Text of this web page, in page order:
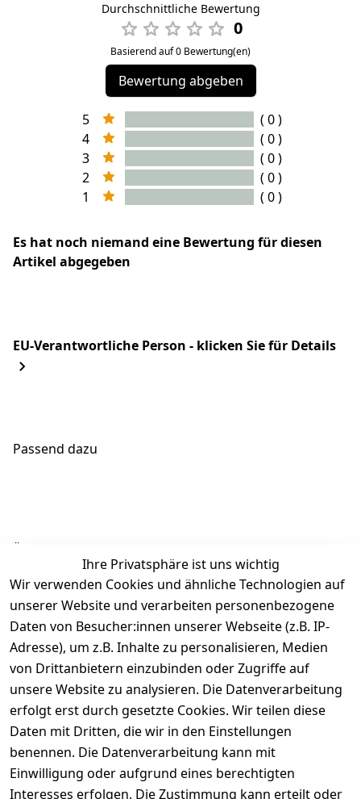
Durchschnittliche Bewertung
0
Basierend auf 0 Bewertung(en)
Bewertung abgeben
5
( 0 )
4
( 0 )
3
( 0 )
2
( 0 )
1
( 0 )
Es hat noch niemand eine Bewertung für diesen
Artikel abgegeben
EU-Verantwortliche Person - klicken Sie für Details
Passend dazu
Ähnliche Produkte
Ihre Privatsphäre ist uns wichtig
Wir verwenden Cookies und ähnliche Technologien auf
unserer Website und verarbeiten personenbezogene
Daten von Besucher:innen unserer Webseite (z.B. IP-
Adresse), um z.B. Inhalte zu personalisieren, Medien
von Drittanbietern einzubinden oder Zugriffe auf
unsere Website zu analysieren. Die Datenverarbeitung
erfolgt erst durch gesetzte Cookies. Wir teilen diese
Daten mit Dritten, die wir in den Einstellungen
benennen. Die Datenverarbeitung kann mit
Einwilligung oder aufgrund eines berechtigten
Interesses erfolgen. Die Zustimmung kann erteilt oder
Rechtliches
AGB
Impressum
Datenschutze
rklärung
Über uns
Kontakt
Registrieren
Kataloge zum
Download
Wir
versenden
mit
Zahle
bequem per